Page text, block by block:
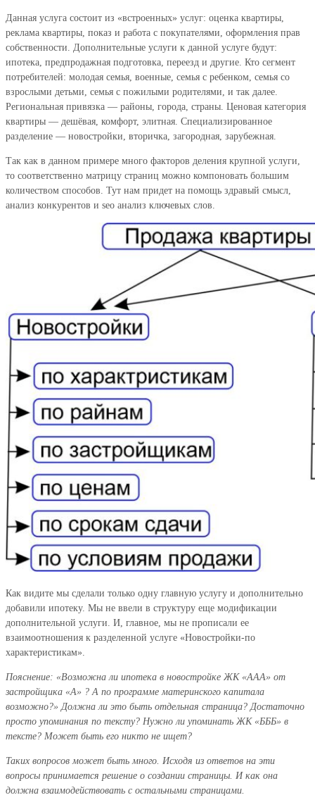
Данная услуга состоит из «встроенных» услуг: оценка квартиры,
реклама квартиры, показ и работа с покупателями, оформления прав
собственности. Дополнительные услуги к данной услуге будут:
ипотека, предпродажная подготовка, переезд и другие. Кто сегмент
потребителей: молодая семья, военные, семья с ребенком, семья со
взрослыми детьми, семья с пожилыми родителями, и так далее.
Региональная привязка — районы, города, страны. Ценовая категория
квартиры — дешёвая, комфорт, элитная. Специализированное
разделение — новостройки, вторичка, загородная, зарубежная.
Так как в данном примере много факторов деления крупной услуги,
то соответственно матрицу страниц можно компоновать большим
количеством способов. Тут нам придет на помощь здравый смысл,
анализ конкурентов и seo анализ ключевых слов.
Как видите мы сделали только одну главную услугу и дополнительно
добавили ипотеку. Мы не ввели в структуру еще модификации
дополнительной услуги. И, главное, мы не прописали ее
взаимоотношения к разделенной услуге «Новостройки-по
характеристикам».
Пояснение: «Возможна ли ипотека в новостройке ЖК «ААА» от
застройщика «А» ? А по программе материнского капитала
возможно?» Должна ли это быть отдельная страница? Достаточно
просто упоминания по тексту? Нужно ли упоминать ЖК «БББ» в
тексте? Может быть его никто не ищет?
Таких вопросов может быть много. Исходя из ответов на эти
вопросы принимается решение о создании страницы. И как она
должна взаимодействовать с остальными страницами.